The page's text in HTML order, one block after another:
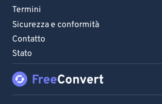
Termini
Sicurezza e conformità
Contatto
Stato